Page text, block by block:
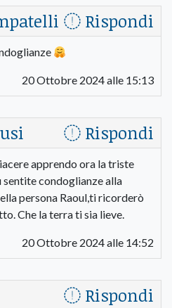
Rispondi
20 Ottobre 2024 alle 15:13
Rispondi
apprendo ora la triste
sentite condoglianze alla
persona Raoul,ti ricorderò
Che la terra ti sia lieve.
20 Ottobre 2024 alle 14:52
Rispondi